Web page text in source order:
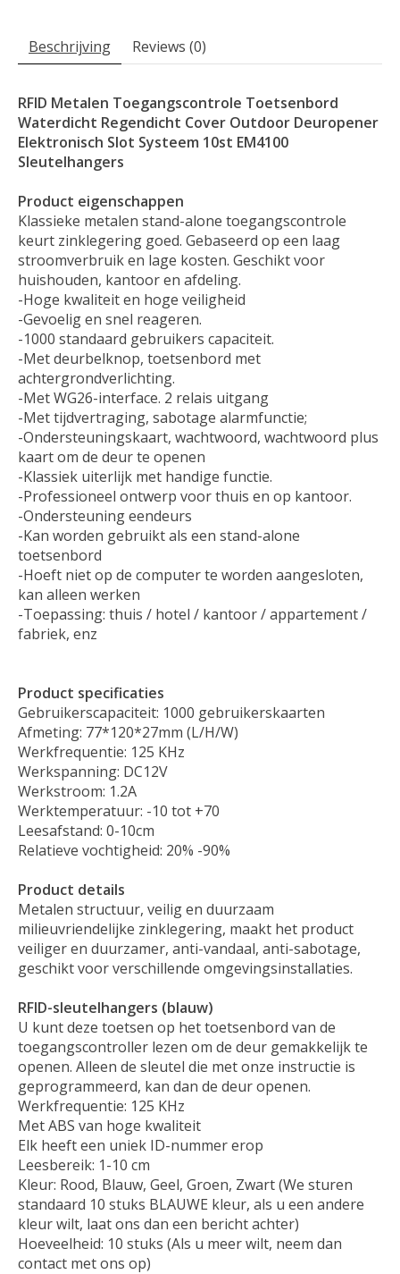
Beschrijving Reviews (0)
RFID Metalen Toegangscontrole Toetsenbord
Waterdicht Regendicht Cover Outdoor Deuropener
Elektronisch Slot Systeem 10st EM4100
Sleutelhangers
Product eigenschappen
Klassieke metalen stand-alone toegangscontrole
keurt zinklegering goed. Gebaseerd op een laag
stroomverbruik en lage kosten. Geschikt voor
huishouden, kantoor en afdeling.
-Hoge kwaliteit en hoge veiligheid
-Gevoelig en snel reageren.
-1000 standaard gebruikers capaciteit.
-Met deurbelknop, toetsenbord met
achtergrondverlichting.
-Met WG26-interface. 2 relais uitgang
-Met tijdvertraging, sabotage alarmfunctie;
-Ondersteuningskaart, wachtwoord, wachtwoord plus
kaart om de deur te openen
-Klassiek uiterlijk met handige functie.
-Professioneel ontwerp voor thuis en op kantoor.
-Ondersteuning eendeurs
-Kan worden gebruikt als een stand-alone
toetsenbord
-Hoeft niet op de computer te worden aangesloten,
kan alleen werken
-Toepassing: thuis / hotel / kantoor / appartement /
fabriek, enz
Product specificaties
Gebruikerscapaciteit: 1000 gebruikerskaarten
Afmeting: 77*120*27mm (L/H/W)
Werkfrequentie: 125 KHz
Werkspanning: DC12V
Werkstroom: 1.2A
Werktemperatuur: -10 tot +70
Leesafstand: 0-10cm
Relatieve vochtigheid: 20% -90%
Product details
Metalen structuur, veilig en duurzaam
milieuvriendelijke zinklegering, maakt het product
veiliger en duurzamer, anti-vandaal, anti-sabotage,
geschikt voor verschillende omgevingsinstallaties.
RFID-sleutelhangers (blauw)
U kunt deze toetsen op het toetsenbord van de
toegangscontroller lezen om de deur gemakkelijk te
openen. Alleen de sleutel die met onze instructie is
geprogrammeerd, kan dan de deur openen.
Werkfrequentie: 125 KHz
Met ABS van hoge kwaliteit
Elk heeft een uniek ID-nummer erop
Leesbereik: 1-10 cm
Kleur: Rood, Blauw, Geel, Groen, Zwart (We sturen
standaard 10 stuks BLAUWE kleur, als u een andere
kleur wilt, laat ons dan een bericht achter)
Hoeveelheid: 10 stuks (Als u meer wilt, neem dan
contact met ons op)